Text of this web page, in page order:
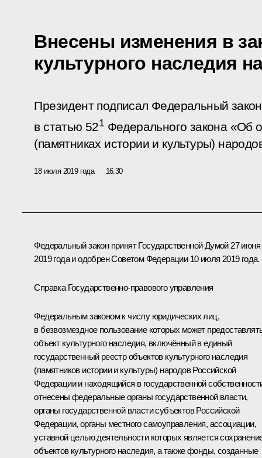
Внесены изменения в
культурного наследия
Президент подписал Федеральный
в статью 521Федерального закона «Об
(памятниках истории и культуры)
18 июля 2019 года 16:30
Федеральный закон принят Государственной Думой 27 июня
2019 года и одобрен Советом Федерации 10 июля 2019 года.
Справка Государственно-правового управления
Федеральным законом к числу юридических лиц,
в безвозмездное пользование которых может
объект культурного наследия, включённый в единый
государственный реестр объектов культурного наследия
(памятников истории и культуры) народов Российской
Федерации и находящийся в государственной
отнесены федеральные органы государственной власти,
органы государственной власти субъектов Российской
Федерации, органы местного самоуправления, ассоциации,
уставной целью деятельности которых является
объектов культурного наследия, а также фонды, созданные